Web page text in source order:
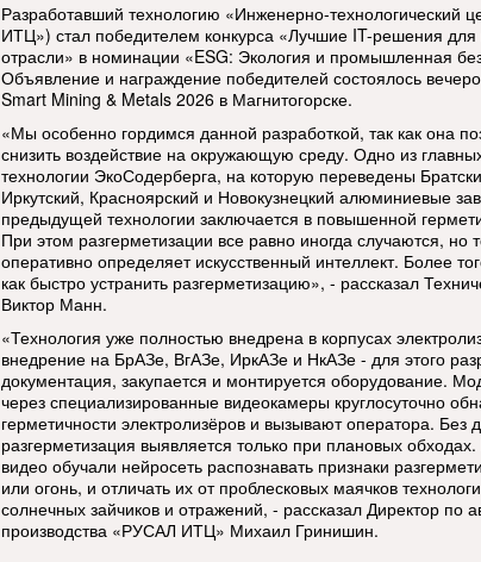
Разработавший технологию «Инженерно-технологический
ИТЦ») стал победителем конкурса «Лучшие IT-решения для
отрасли» в номинации «ESG: Экология и промышленная
Объявление и награждение победителей состоялось
Smart Mining & Metals 2026 в Магнитогорске.
«Мы особенно гордимся данной разработкой, так как она
снизить воздействие на окружающую среду. Одно из
технологии ЭкоСодерберга, на которую переведены
Иркутский, Красноярский и Новокузнецкий алюминиевые
предыдущей технологии заключается в повышенной
При этом разгерметизации все равно иногда случаются, но
оперативно определяет искусственный интеллект. Более
как быстро устранить разгерметизацию», - рассказал
Виктор Манн.
«Технология уже полностью внедрена в корпусах
внедрение на БрАЗе, ВгАЗе, ИркАЗе и НкАЗе - для этого
документация, закупается и монтируется оборудование.
через специализированные видеокамеры круглосуточно
герметичности электролизёров и вызывают оператора. Без
разгерметизация выявляется только при плановых
видео обучали нейросеть распознавать признаки
или огонь, и отличать их от проблесковых маячков
солнечных зайчиков и отражений, - рассказал Директор по
производства «РУСАЛ ИТЦ» Михаил Гринишин.